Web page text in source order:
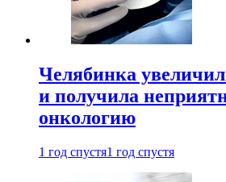
Челябинка
и получила
онкологию
1 год спустя1 год спустя